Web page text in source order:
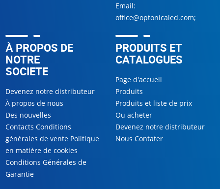
Email:
office@optonicaled.com;
À PROPOS DE
NOTRE
SOCIETE
Devenez notre distributeur
À propos de nous
Des nouvelles
Contacts Conditions
générales de vente Politique
en matière de cookies
Conditions Générales de
Garantie
PRODUITS ET
CATALOGUES
Page d'accueil
Produits
Produits et liste de prix
Ou acheter
Devenez notre distributeur
Nous Contater